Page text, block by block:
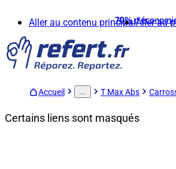
Aller au contenu principalAller au
70%
Accueil ... T Max Abs
Certains liens sont masqués